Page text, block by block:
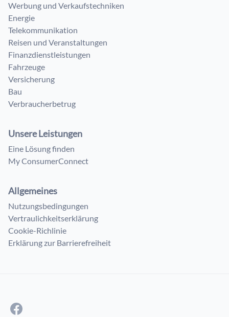
Werbung und Verkaufstechniken
Energie
Telekommunikation
Reisen und Veranstaltungen
Finanzdienstleistungen
Fahrzeuge
Versicherung
Bau
Verbraucherbetrug
Unsere Leistungen
Eine Lösung finden
My ConsumerConnect
Allgemeines
Nutzungsbedingungen
Vertraulichkeitserklärung
Cookie-Richlinie
Erklärung zur Barrierefreiheit